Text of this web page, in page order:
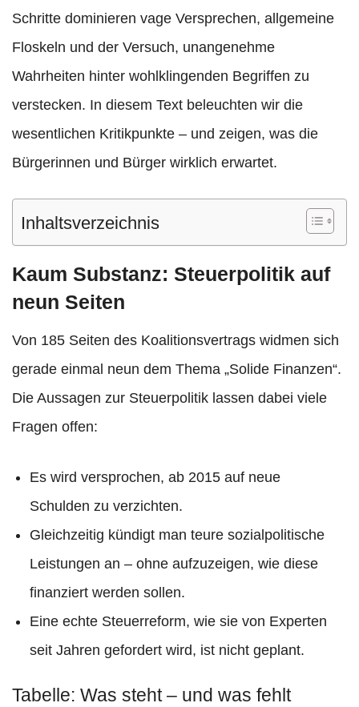
Schritte dominieren vage Versprechen, allgemeine
Floskeln und der Versuch, unangenehme
Wahrheiten hinter wohlklingenden Begriffen zu
verstecken. In diesem Text beleuchten wir die
wesentlichen Kritikpunkte – und zeigen, was die
Bürgerinnen und Bürger wirklich erwartet.
Inhaltsverzeichnis
Kaum Substanz: Steuerpolitik auf
neun Seiten
Von 185 Seiten des Koalitionsvertrags widmen sich
gerade einmal neun dem Thema „Solide Finanzen“.
Die Aussagen zur Steuerpolitik lassen dabei viele
Fragen offen:
Es wird versprochen, ab 2015 auf neue
Schulden zu verzichten.
Gleichzeitig kündigt man teure sozialpolitische
Leistungen an – ohne aufzuzeigen, wie diese
finanziert werden sollen.
Eine echte Steuerreform, wie sie von Experten
seit Jahren gefordert wird, ist nicht geplant.
Tabelle: Was steht – und was fehlt